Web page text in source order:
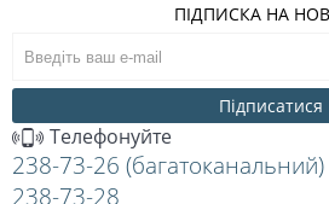
ПІДПИСКА НА
Підписатися
Телефонуйте
238-73-26 (багатоканальний)
238-73-28